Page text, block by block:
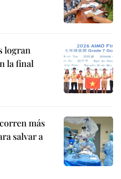
logran
la final
más
salvar a